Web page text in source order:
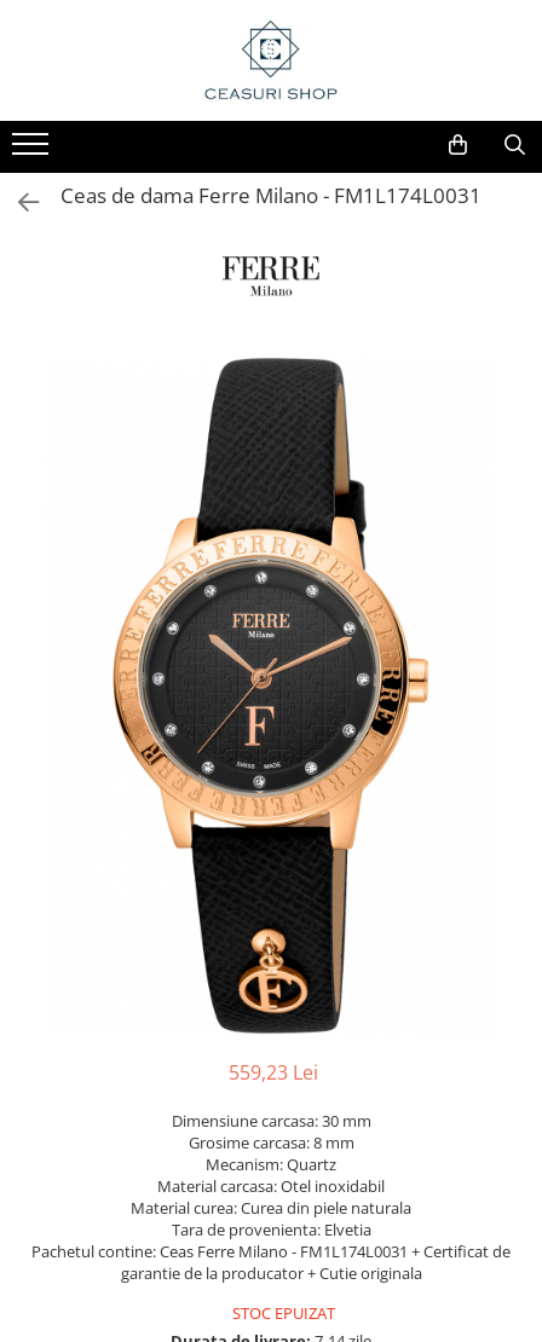
Ceas de dama Ferre Milano - FM1L174L0031
559,23 Lei
Dimensiune carcasa: 30 mm
Grosime carcasa: 8 mm
Mecanism: Quartz
Material carcasa: Otel inoxidabil
Material curea: Curea din piele naturala
Tara de provenienta: Elvetia
Pachetul contine: Ceas Ferre Milano - FM1L174L0031 + Certificat de
garantie de la producator + Cutie originala
STOC EPUIZAT